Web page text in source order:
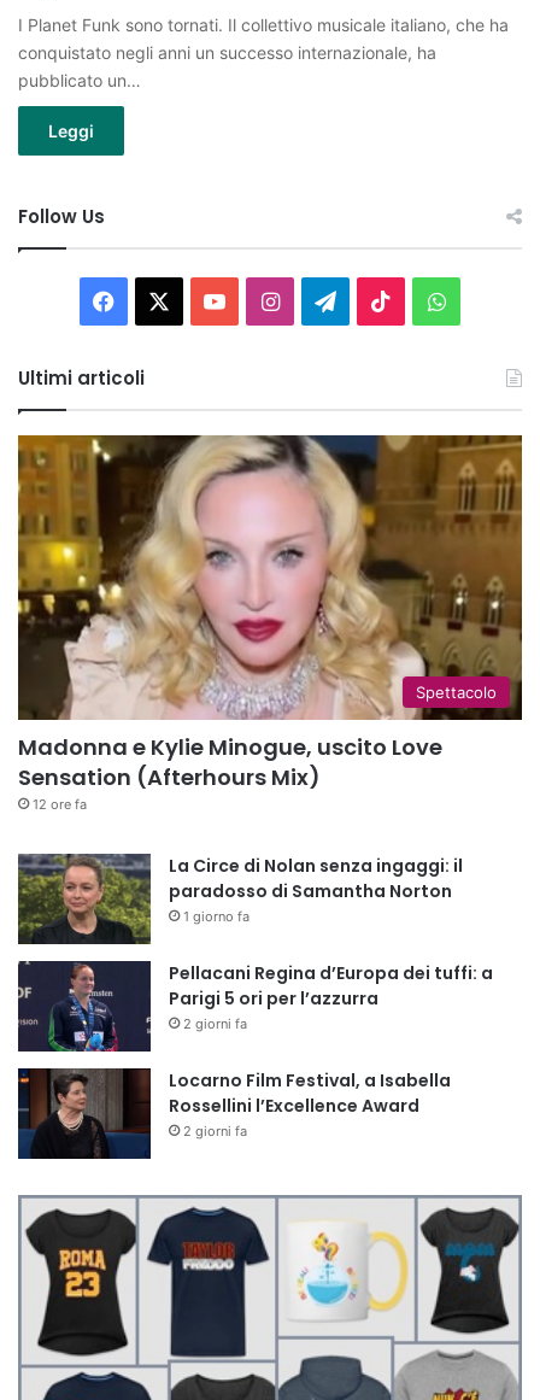
I Planet Funk sono tornati. Il collettivo musicale italiano, che ha
conquistato negli anni un successo internazionale, ha
pubblicato un…
Leggi
Follow Us
Facebook You InstagramTelegram
TikTok
Ultimi articoli
Spettacolo
Madonna e Kylie Minogue, uscito Love
Sensation (Afterhours Mix)
12 ore fa
La Circe di Nolan senza ingaggi: il
paradosso di Samantha Norton
1 giorno fa
Pellacani Regina d’Europa dei tuffi: a
Parigi 5 ori per l’azzurra
2 giorni fa
Locarno Film Festival, a Isabella
Rossellini l’Excellence Award
2 giorni fa